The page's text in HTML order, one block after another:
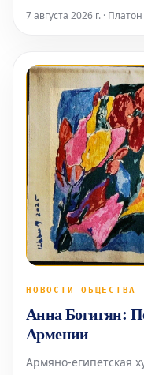
взгляды на танец и
7 августа 2026 г. ·
НОВОСТИ ОБЩЕСТВА
Анна Богигян:
Армении
Армяно-египетская